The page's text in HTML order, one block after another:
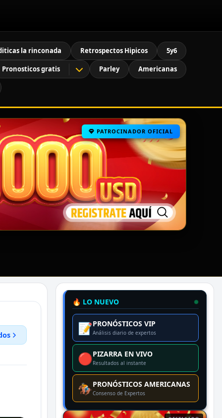
la rinconada Retrospectos Hipicos 5y6
Pronosticos gratis Parley Americanas
PATROCINADOR OFICIAL
🔥 LO NUEVO
📝PRONÓSTICOS VIP
Análisis diario de expertos
🔴PIZARRA EN VIVO
Resultados al instante
🏇PRONÓSTICOS AMERICANAS
Consenso de Expertos